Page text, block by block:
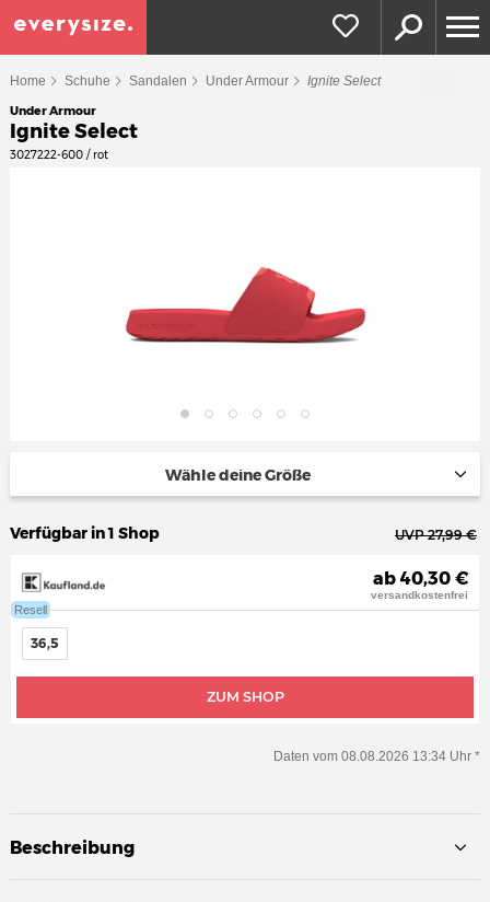
Home Schuhe Sandalen Under Armour Ignite Select
Under Armour
Ignite Select
3027222-600 / rot
Wähle deine Größe
Verfügbar in 1 Shop UVP 27,99 €
Resell
ab 40,30 €
versandkostenfrei
ZUM SHOP
36,5
Daten vom 08.08.2026 13:34 Uhr *
Beschreibung